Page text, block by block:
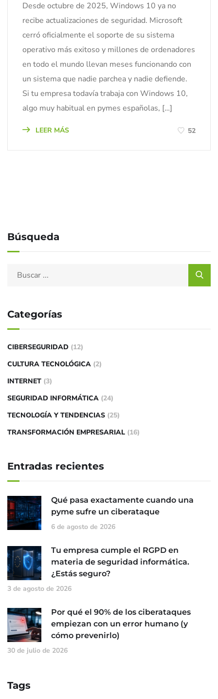
Desde octubre de 2025, Windows 10 ya no
recibe actualizaciones de seguridad. Microsoft
cerró oficialmente el soporte de su sistema
operativo más exitoso y millones de ordenadores
en todo el mundo llevan meses funcionando con
un sistema que nadie parchea y nadie defiende.
Si tu empresa todavía trabaja con Windows 10,
algo muy habitual en pymes españolas, […]
LEER MÁS 52
Búsqueda
Categorías
CIBERSEGURIDAD (12)
CULTURA TECNOLÓGICA (2)
INTERNET (3)
SEGURIDAD INFORMÁTICA (24)
TECNOLOGÍA Y TENDENCIAS (25)
TRANSFORMACIÓN EMPRESARIAL (16)
Entradas recientes
Qué pasa exactamente cuando una
pyme sufre un ciberataque
6 de agosto de 2026
Tu empresa cumple el RGPD en
materia de seguridad informática.
¿Estás seguro?
3 de agosto de 2026
Por qué el 90% de los ciberataques
empiezan con un error humano (y
cómo prevenirlo)
30 de julio de 2026
Tags